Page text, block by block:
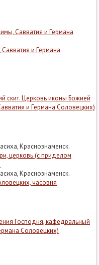
Савватия и Германа
и Германа
скит. Церковь иконы Божией
и Германа Соловецких)
Краснознаменск.
церковь (с приделом
Краснознаменск.
часовня
Господня, кафедральный
Соловецких)